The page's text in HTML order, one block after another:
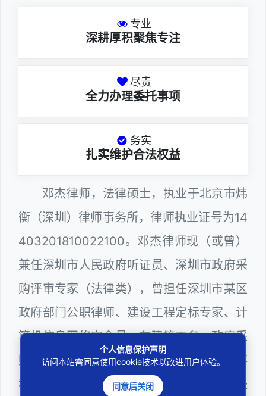
专业
深耕厚积聚焦专注
尽责
全力办理委托事项
务实
扎实维护合法权益
邓杰律师，法律硕士，执业于北京市炜
衡（深圳）律师事务所，律师执业证号为14
403201810022100。邓杰律师现（或曾）
兼任深圳市人民政府听证员、深圳市政府采
购评审专家（法律类），曾担任深圳市某区
政府部门公职律师、建设工程定标专家、计
算机信息网络安全员，在建筑工务、政府采
购等政府系统工作多年，十分熟悉政府办事
程序规则，较为擅长互联网+平台（含区块
个人信息保护声明
访问本站需同意使用cookie技术以改进用户体验。
同意后关闭